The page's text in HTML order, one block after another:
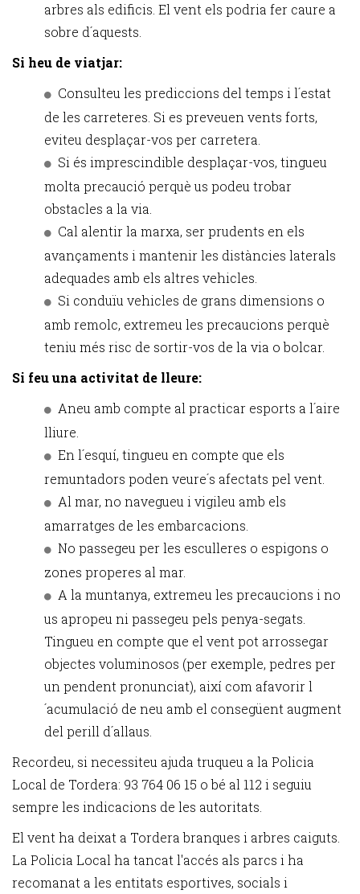
arbres als edificis. El vent els podria fer caure a
sobre d´aquests.
Si heu de viatjar:
Consulteu les prediccions del temps i l´estat
de les carreteres. Si es preveuen vents forts,
eviteu desplaçar-vos per carretera.
Si és imprescindible desplaçar-vos, tingueu
molta precaució perquè us podeu trobar
obstacles a la via.
Cal alentir la marxa, ser prudents en els
avançaments i mantenir les distàncies laterals
adequades amb els altres vehicles.
Si conduïu vehicles de grans dimensions o
amb remolc, extremeu les precaucions perquè
teniu més risc de sortir-vos de la via o bolcar.
Si feu una activitat de lleure:
Aneu amb compte al practicar esports a l´aire
lliure.
En l´esquí, tingueu en compte que els
remuntadors poden veure´s afectats pel vent.
Al mar, no navegueu i vigileu amb els
amarratges de les embarcacions.
No passegeu per les esculleres o espigons o
zones properes al mar.
A la muntanya, extremeu les precaucions i no
us apropeu ni passegeu pels penya-segats.
Tingueu en compte que el vent pot arrossegar
objectes voluminosos (per exemple, pedres per
un pendent pronunciat), així com afavorir l
´acumulació de neu amb el consegüent augment
del perill d´allaus.
Recordeu, si necessiteu ajuda truqueu a la Policia
Local de Tordera: 93 764 06 15 o bé al 112 i seguiu
sempre les indicacions de les autoritats.
El vent ha deixat a Tordera branques i arbres caiguts.
La Policia Local ha tancat l'accés als parcs i ha
recomanat a les entitats esportives, socials i